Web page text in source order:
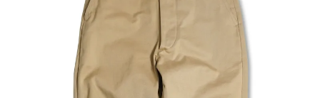
NEW ARRIVAL
ARCH EXCLUSIVE